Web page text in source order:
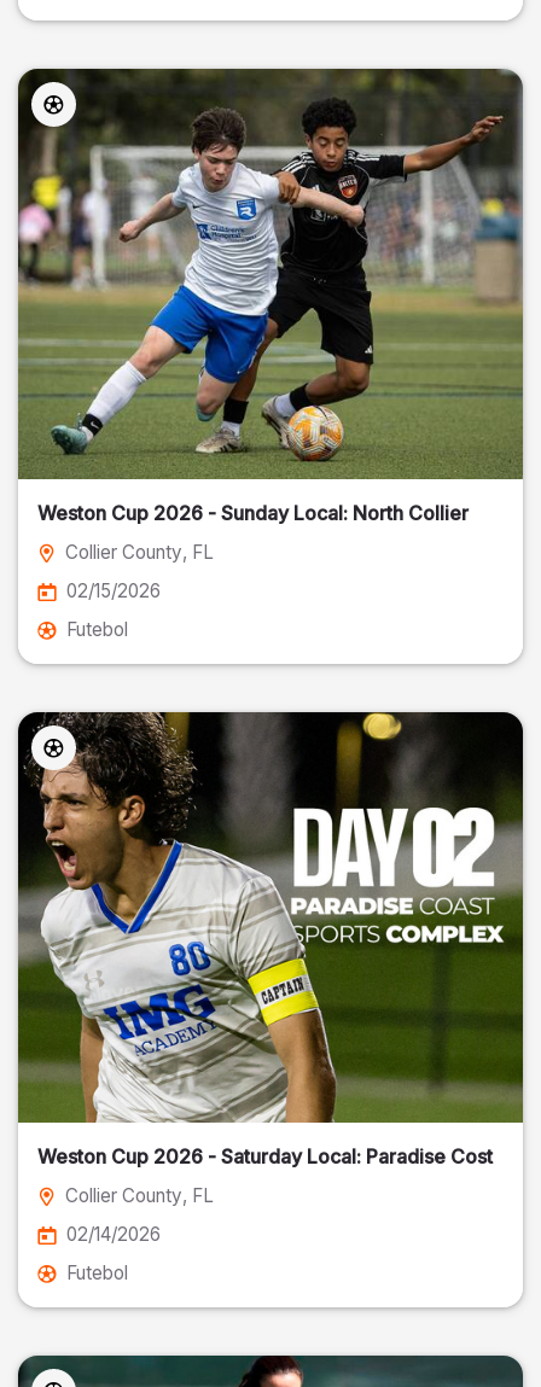
Weston Cup 2026 - Sunday Local: North Collier
Collier County, FL
02/15/2026
Futebol
Weston Cup 2026 - Saturday Local: Paradise Cost
Collier County, FL
02/14/2026
Futebol